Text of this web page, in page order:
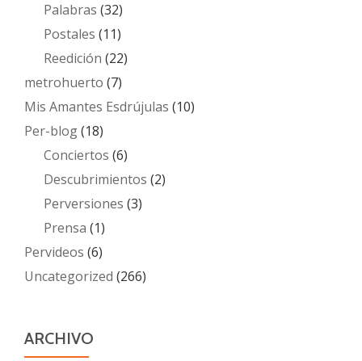
Palabras (32)
Postales (11)
Reedición (22)
metrohuerto (7)
Mis Amantes Esdrújulas (10)
Per-blog(18)
Conciertos (6)
Descubrimientos (2)
Perversiones (3)
Prensa (1)
Pervideos (6)
Uncategorized (266)
ARCHIVO